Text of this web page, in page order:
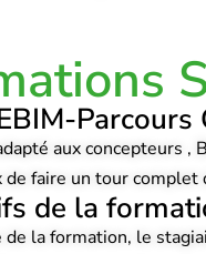
Parcours
aux concepteurs ,
de faire un tour
de la
de la formation, le